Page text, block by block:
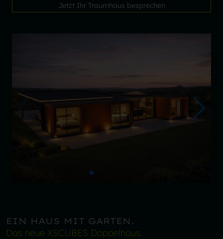
Jetzt Ihr Traumhaus besprechen
EIN HAUS MIT GARTEN.
Das neue XSCUBES Doppelhaus.